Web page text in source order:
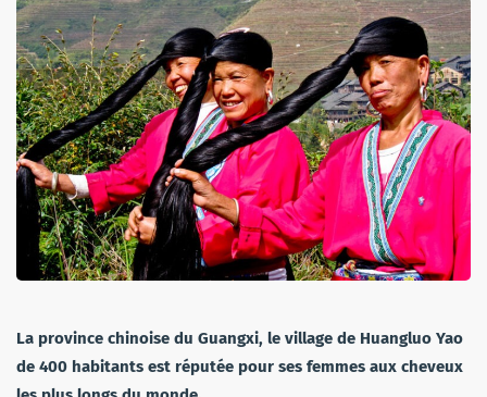
La province chinoise du Guangxi, le village de Huangluo Yao
de 400 habitants est réputée pour ses femmes aux cheveux